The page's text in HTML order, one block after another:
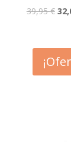
39,95€